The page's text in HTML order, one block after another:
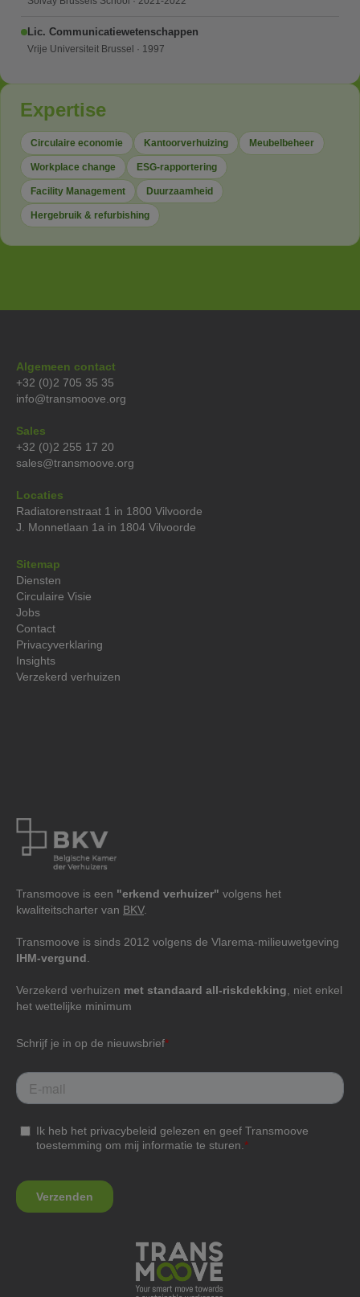
Lic. Communicatiewetenschappen
Vrije Universiteit Brussel · 1997
Expertise
Circulaire economie Kantoorverhuizing Meubelbeheer
Workplace change ESG-rapportering
Facility Management Duurzaamheid
Hergebruik & refurbishing
Algemeen contact
+32 (0)2 705 35 35
info@transmoove.org
Sales
+32 (0)2 255 17 20
sales@transmoove.org
Locaties
Radiatorenstraat 1 in 1800 Vilvoorde
J. Monnetlaan 1a in 1804 Vilvoorde
Sitemap
Diensten
Circulaire Visie
Jobs
Contact
Privacyverklaring‍
Insights
Verzekerd verhuizen
Transmoove is een "erkend verhuizer" volgens het
kwaliteitscharter van BKV.
Transmoove is sinds 2012 volgens de Vlarema-milieuwetgeving
IHM-vergund.
Verzekerd verhuizen met standaard all-riskdekking, niet enkel
het wettelijke minimum